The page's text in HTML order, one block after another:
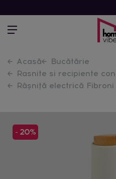
Acasă
Bucătărie
Rasnite si recipiente
Râșniță electrică Fibroni
- 20%